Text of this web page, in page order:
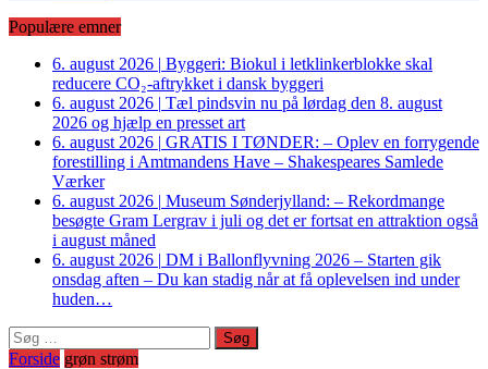
Populære emner
6. august 2026 | Byggeri: Biokul i letklinkerblokke skal
reducere CO₂-aftrykket i dansk byggeri
6. august 2026 | Tæl pindsvin nu på lørdag den 8. august
2026 og hjælp en presset art
6. august 2026 | GRATIS I TØNDER: – Oplev en forrygende
forestilling i Amtmandens Have – Shakespeares Samlede
Værker
6. august 2026 | Museum Sønderjylland: – Rekordmange
besøgte Gram Lergrav i juli og det er fortsat en attraktion også
i august måned
6. august 2026 | DM i Ballonflyvning 2026 – Starten gik
onsdag aften – Du kan stadig når at få oplevelsen ind under
huden…
Søg
efter:
Forside grøn strøm